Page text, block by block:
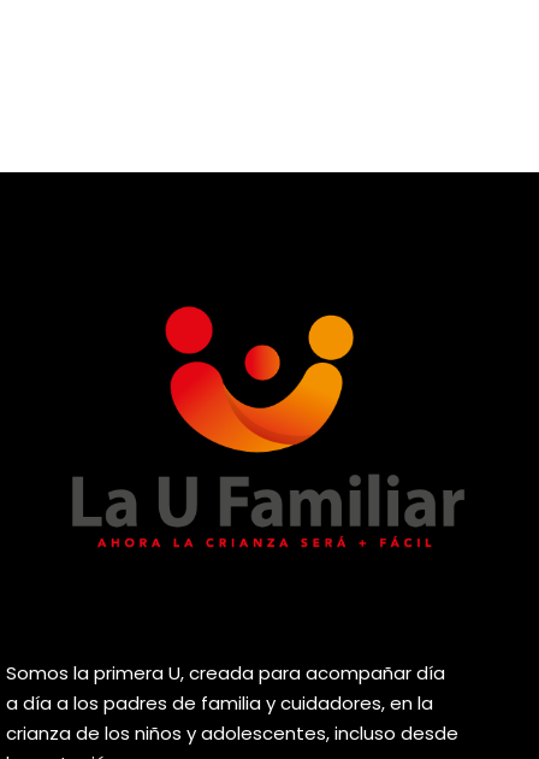
Somos la primera U, creada para acompañar día
a día a los padres de familia y cuidadores, en la
crianza de los niños y adolescentes, incluso desde